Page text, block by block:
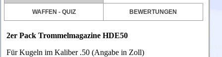
WAFFEN - QUIZ BEWERTUNGEN
2er Pack Trommelmagazine HDE50
Für Kugeln im Kaliber .50 (Angabe in Zoll)